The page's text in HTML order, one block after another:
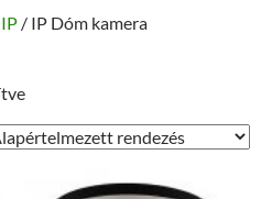
/ IP Dóm kamera